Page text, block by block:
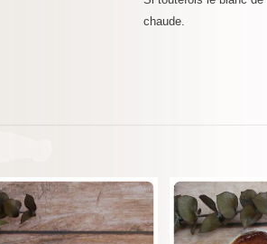
chaude.